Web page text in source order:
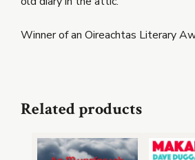
Winner of an Oireachtas Literary
Related products